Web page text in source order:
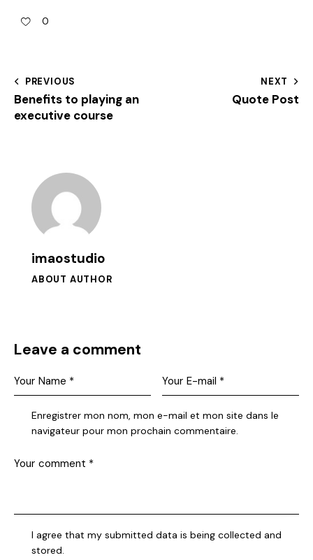
0
PREVIOUS
Benefits to playing an
executive course
NEXT
Quote Post
imaostudio
ABOUT AUTHOR
Leave a comment
Enregistrer mon nom, mon e-mail et mon site dans le
navigateur pour mon prochain commentaire.
I agree that my submitted data is being collected and
stored.